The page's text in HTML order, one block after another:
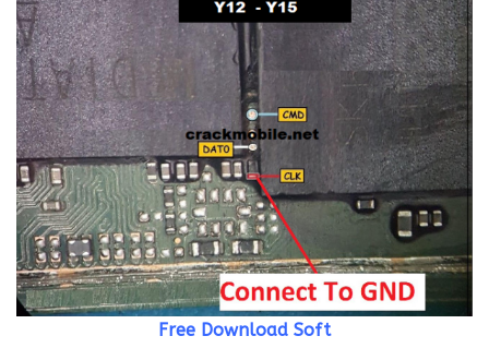
Free Download Soft